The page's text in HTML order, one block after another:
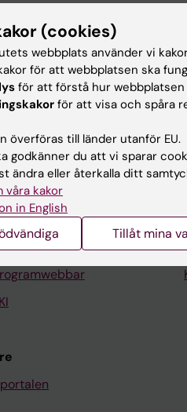
(cookies)
webbplats använder vi
för att webbplatsen ska
för att förstå hur webbplatsen
för att visa och spåra
överföras till länder utanför EU.
godkänner du att vi sparar
ändra eller återkalla ditt
våra kakor
in English
Tillåt mina